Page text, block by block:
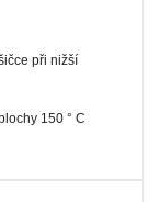
při nižší
150 ° C